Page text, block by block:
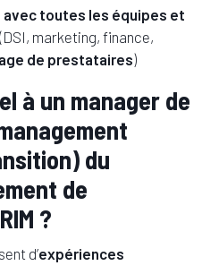
toutes les équipes et
(DSI, marketing, finance,
de prestataires)
à un manager de
du
de
?
d’expériences